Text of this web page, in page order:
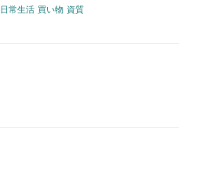
日常生活 買い物 資質